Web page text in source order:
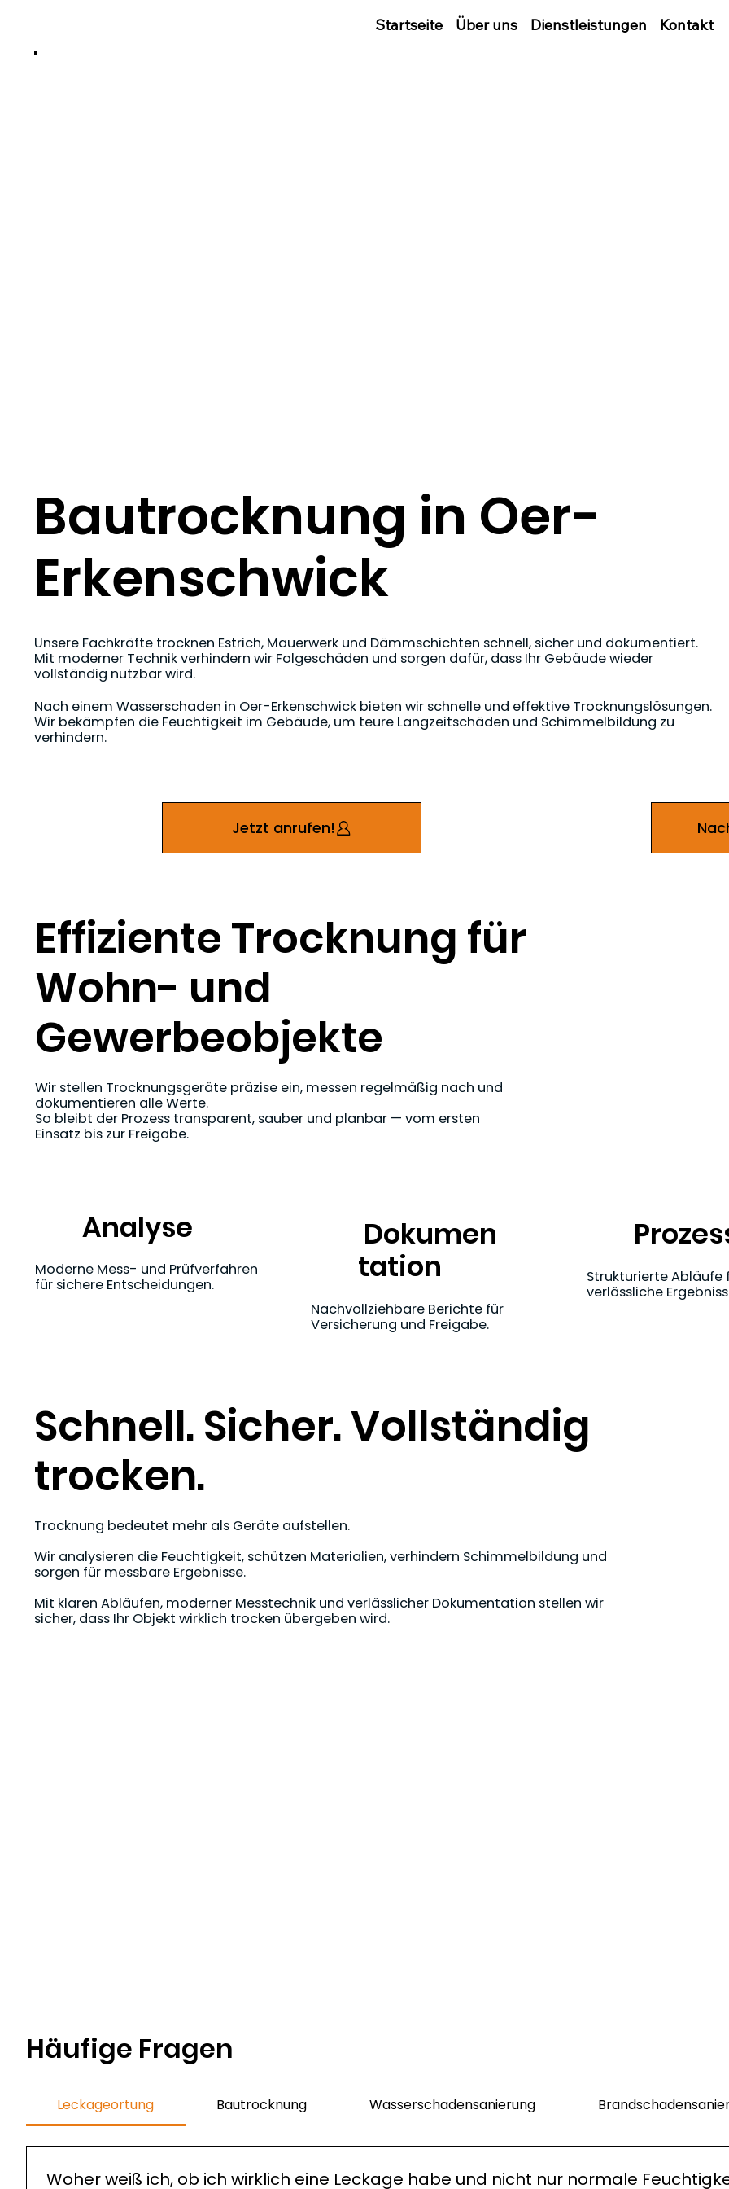
Startseite Über uns Dienstleistungen Kontakt
Bautrocknung in Oer-
Erkenschwick
Unsere Fachkräfte trocknen Estrich, Mauerwerk und Dämmschichten schnell, sicher und dokumentiert.
Mit moderner Technik verhindern wir Folgeschäden und sorgen dafür, dass Ihr Gebäude wieder
vollständig nutzbar wird.
Nach einem Wasserschaden in Oer-Erkenschwick bieten wir schnelle und effektive Trocknungslösungen.
Wir bekämpfen die Feuchtigkeit im Gebäude, um teure Langzeitschäden und Schimmelbildung zu
verhindern.
Jetzt anrufen!
Effiziente Trocknung für
Wohn- und
Gewerbeobjekte
Wir stellen Trocknungsgeräte präzise ein, messen regelmäßig nach und
dokumentieren alle Werte.
So bleibt der Prozess transparent, sauber und planbar — vom ersten
Einsatz bis zur Freigabe.
Analyse
Moderne Mess- und Prüfverfahren
für sichere Entscheidungen.
Dokumen
tation
Nachvollziehbare Berichte für
Versicherung und Freigabe.
Strukturierte Abläufe
verlässliche
Schnell. Sicher. Vollständig
trocken.
Trocknung bedeutet mehr als Geräte aufstellen.
Wir analysieren die Feuchtigkeit, schützen Materialien, verhindern Schimmelbildung und
sorgen für messbare Ergebnisse.
Mit klaren Abläufen, moderner Messtechnik und verlässlicher Dokumentation stellen wir
sicher, dass Ihr Objekt wirklich trocken übergeben wird.
Häufige Fragen
Leckageortung Bautrocknung Wasserschadensanierung
Woher weiß ich, ob ich wirklich eine Leckage habe und nicht nur normale